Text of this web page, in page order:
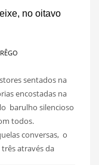
no oitavo
sentados na
encostadas na
barulho silencioso
todos.
conversas, o
através da